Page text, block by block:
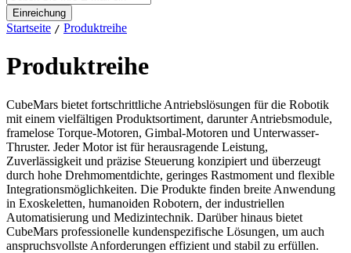
Startseite / Produktreihe
Produktreihe
CubeMars bietet fortschrittliche Antriebslösungen für die Robotik
mit einem vielfältigen Produktsortiment, darunter Antriebsmodule,
framelose Torque-Motoren, Gimbal-Motoren und Unterwasser-
Thruster. Jeder Motor ist für herausragende Leistung,
Zuverlässigkeit und präzise Steuerung konzipiert und überzeugt
durch hohe Drehmomentdichte, geringes Rastmoment und flexible
Integrationsmöglichkeiten. Die Produkte finden breite Anwendung
in Exoskeletten, humanoiden Robotern, der industriellen
Automatisierung und Medizintechnik. Darüber hinaus bietet
CubeMars professionelle kundenspezifische Lösungen, um auch
anspruchsvollste Anforderungen effizient und stabil zu erfüllen.